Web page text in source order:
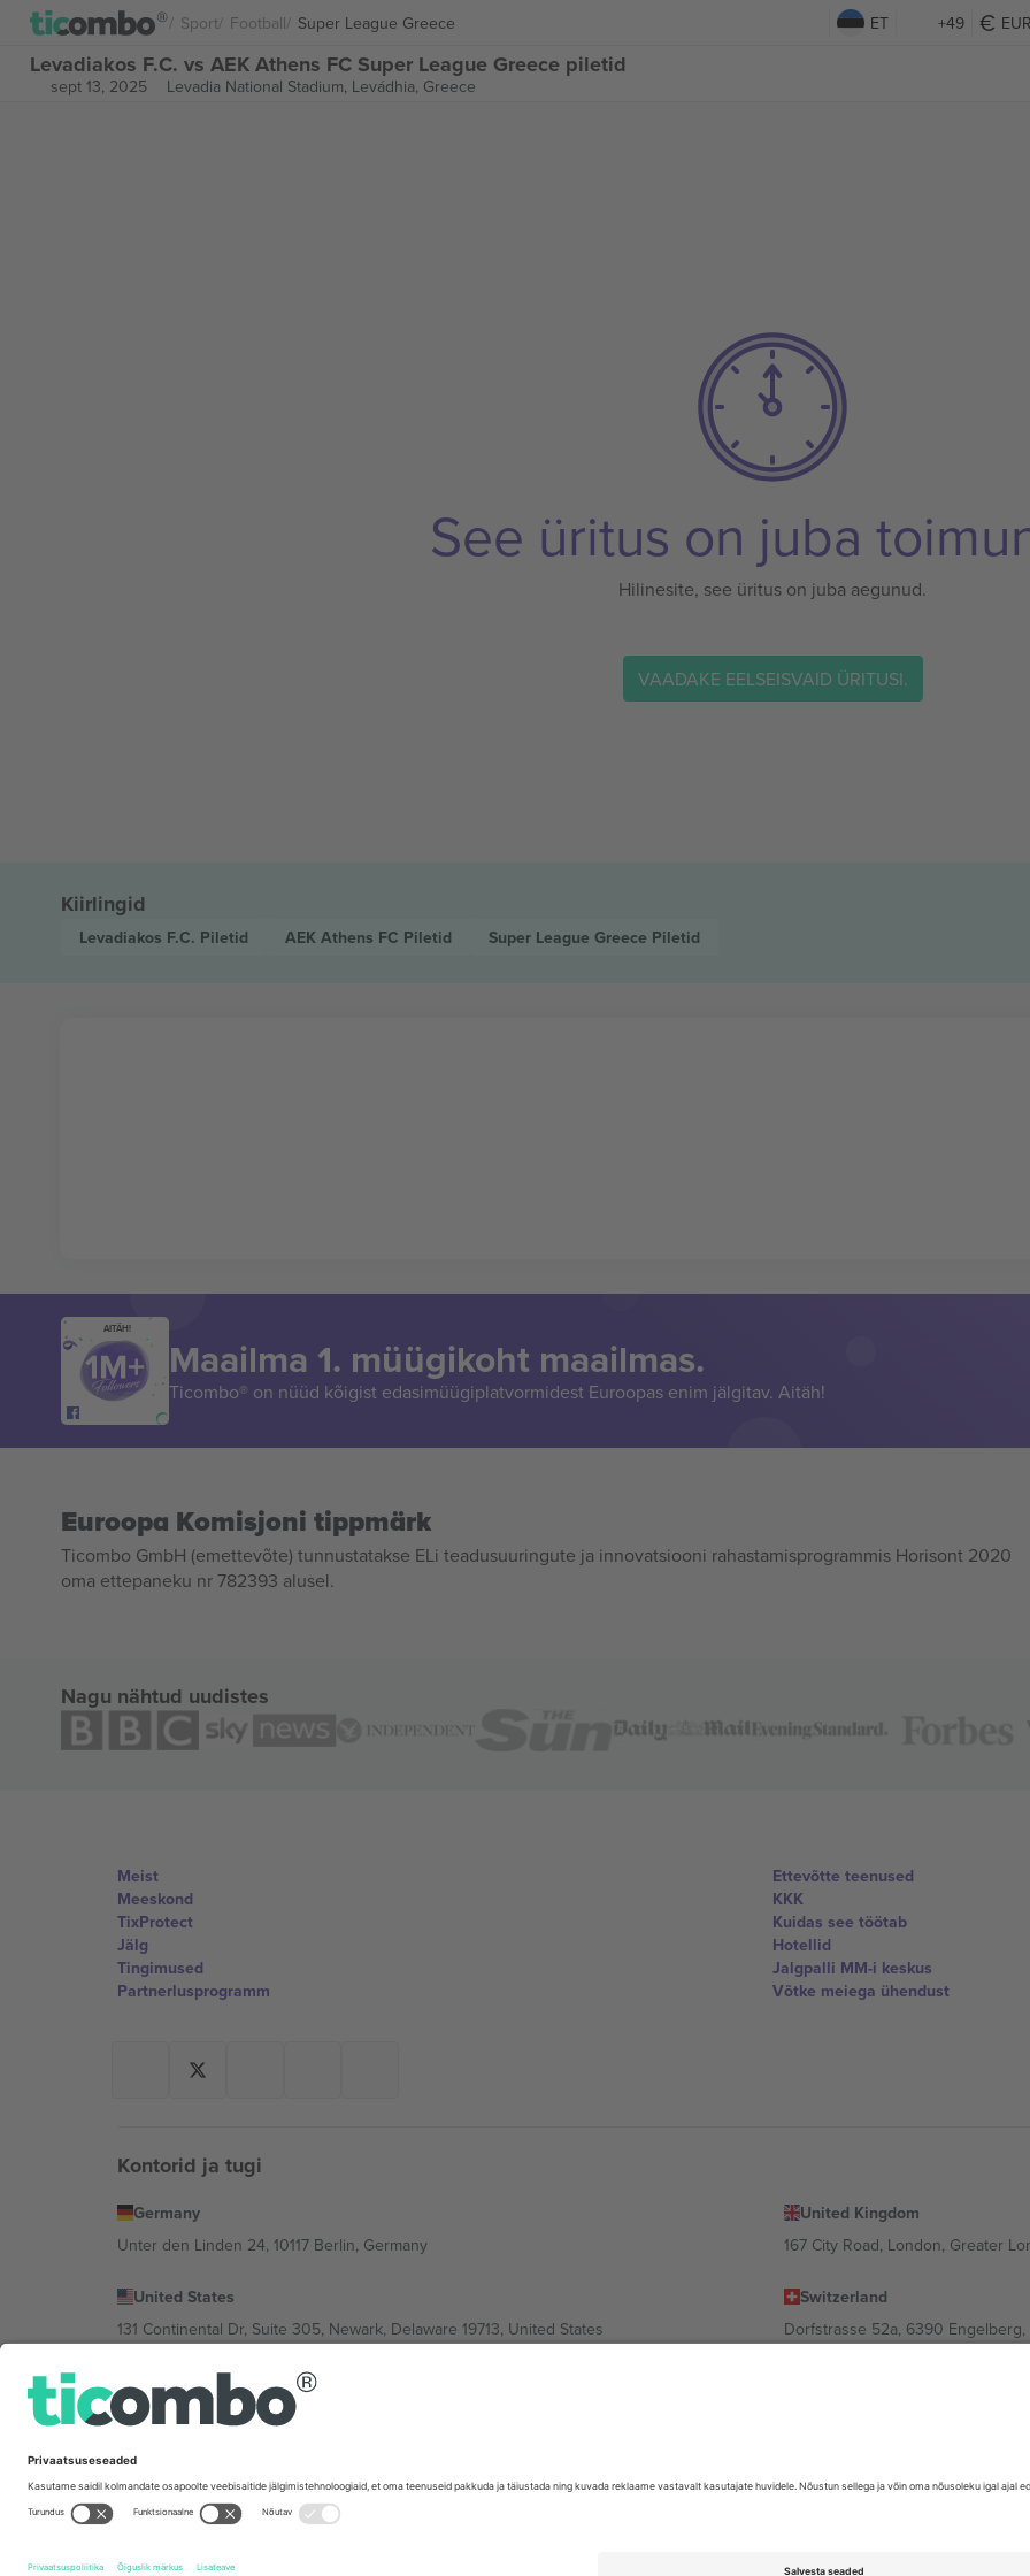
Sport Football Super League Greece ET +49
Levadiakos F.C. vs AEK Athens FC Super League Greece piletid
sept 13, 2025 Levadia National Stadium, Levádhia, Greece
See üritus on juba
Hilinesite, see üritus on juba aegunud.
VAADAKE EELSEISVAID ÜRITUSI.
Kiirlingid
Levadiakos F.C. Piletid AEK Athens FC Piletid Super League Greece Piletid
AITÄH!
Maailma 1. müügikoht maailmas.
Ticombo® on nüüd kõigist edasimüügiplatvormidest Euroopas enim jälgitav. Aitäh!
Euroopa Komisjoni tippmärk
Ticombo GmbH (emettevõte) tunnustatakse ELi teadusuuringute ja innovatsiooni rahastamisprogrammis Horisont 2020
oma ettepaneku nr 782393 alusel.
Nagu nähtud uudistes
Meist
Meeskond
TixProtect
Jälg
Tingimused
Partnerlusprogramm
Ettevõtte teenused
KKK
Kuidas see töötab
Hotellid
Jalgpalli MM-i keskus
Võtke meiega ühendust
Kontorid ja tugi
Germany
Unter den Linden 24, 10117 Berlin, Germany
United Kingdom
167 City Road, London, Greater
United States
131 Continental Dr, Suite 305, Newark, Delaware 19713, United States
Switzerland
Dorfstrasse 52a, 6390
Bulgaria
Regus Sofia City West, bul Totleben 53-55, 1606 Sofia, Bulgaria
Mexico
Av Chapultepec 360, Roma Norte, Cuauhtémoc, 06700 Ciudad de México, CDMX, Mexico
Tingimused.© 2026 Ticombo. Kõik õigused kaitstud.